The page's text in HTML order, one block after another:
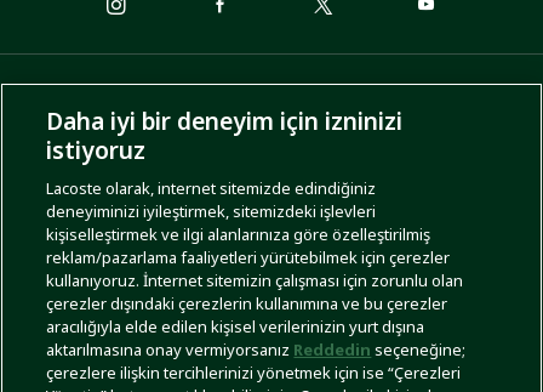
ÖDEME SEÇENEKLERİ
KARGO SEÇENEKLERİ
Daha iyi bir deneyim için izninizi
istiyoruz
Lacoste olarak, internet sitemizde edindiğiniz
deneyiminizi iyileştirmek, sitemizdeki işlevleri
kişiselleştirmek ve ilgi alanlarınıza göre özelleştirilmiş
reklam/pazarlama faaliyetleri yürütebilmek için çerezler
kullanıyoruz. İnternet sitemizin çalışması için zorunlu olan
çerezler dışındaki çerezlerin kullanımına ve bu çerezler
aracılığıyla elde edilen kişisel verilerinizin yurt dışına
aktarılmasına onay vermiyorsanız Reddedin seçeneğine;
çerezlere ilişkin tercihlerinizi yönetmek için ise “Çerezleri